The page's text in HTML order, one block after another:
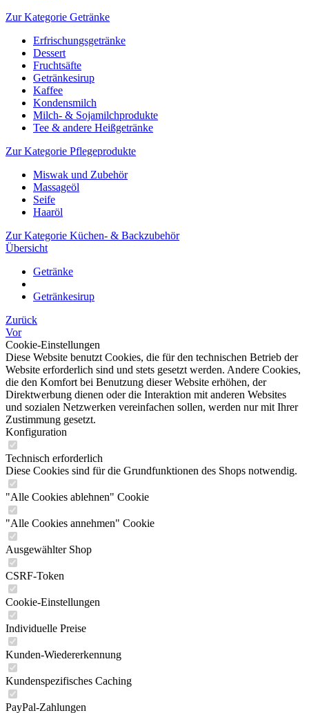
Zur Kategorie Getränke
Erfrischungsgetränke
Dessert
Fruchtsäfte
Getränkesirup
Kaffee
Kondensmilch
Milch- & Sojamilchprodukte
Tee & andere Heißgetränke
Zur Kategorie Pflegeprodukte
Miswak und Zubehör
Massageöl
Seife
Haaröl
Zur Kategorie Küchen- & Backzubehör
Übersicht
Getränke
Getränkesirup
Zurück
Vor
Cookie-Einstellungen
Diese Website benutzt Cookies, die für den technischen Betrieb der
Website erforderlich sind und stets gesetzt werden. Andere Cookies,
die den Komfort bei Benutzung dieser Website erhöhen, der
Direktwerbung dienen oder die Interaktion mit anderen Websites
und sozialen Netzwerken vereinfachen sollen, werden nur mit Ihrer
Zustimmung gesetzt.
Konfiguration
Technisch erforderlich
Diese Cookies sind für die Grundfunktionen des Shops notwendig.
"Alle Cookies ablehnen" Cookie
"Alle Cookies annehmen" Cookie
Ausgewählter Shop
CSRF-Token
Cookie-Einstellungen
Individuelle Preise
Kunden-Wiedererkennung
Kundenspezifisches Caching
PayPal-Zahlungen